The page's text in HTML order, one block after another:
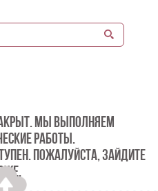
МЫ ВЫПОЛНЯЕМ
РАБОТЫ.
ПОЖАЛУЙСТА, ЗАЙДИТЕ